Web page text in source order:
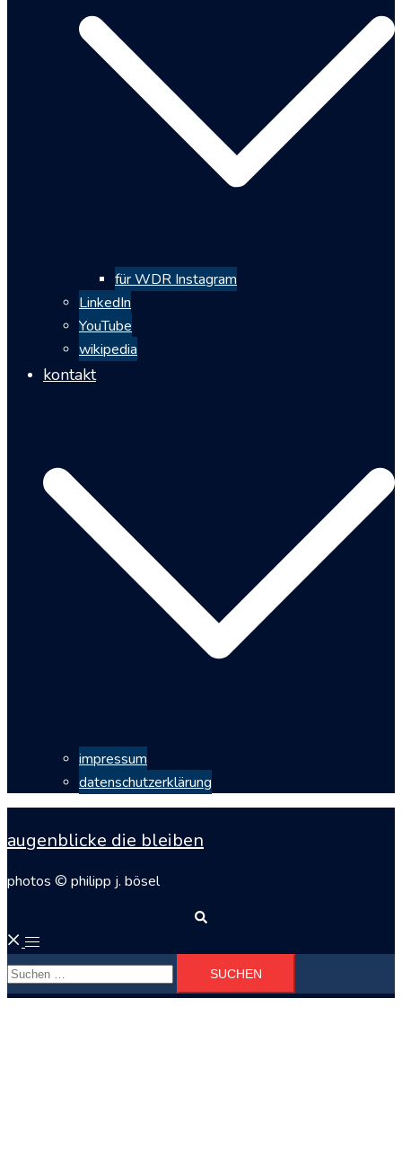
für WDR Instagram
LinkedIn
YouTube
wikipedia
kontakt
impressum
datenschutzerklärung
augenblicke die bleiben
photos © philipp j. bösel
Menü
umschalten
Suchen
nach: